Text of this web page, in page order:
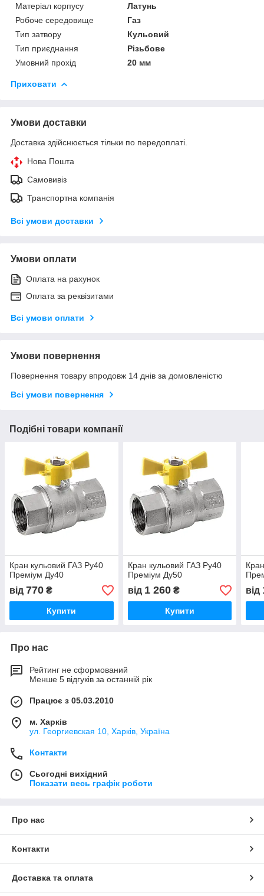
Матеріал корпусу
Латунь
Робоче середовище
Газ
Тип затвору
Кульовий
Тип приєднання
Різьбове
Умовний прохід
20 мм
Приховати
Умови доставки
Доставка здійснюється тільки по передоплаті.
Нова Пошта
Самовивіз
Транспортна компанія
Всі умови доставки
Умови оплати
Оплата на рахунок
Оплата за реквізитами
Всі умови оплати
Умови повернення
Повернення товару впродовж 14 днів за домовленістю
Всі умови повернення
Подібні товари компанії
Кран кульовий ГАЗ Ру40
Преміум Ду40
від 770 ₴
Купити
Кран кульовий ГАЗ Ру40
Преміум Ду50
від 1 260₴
Купити
від
Про нас
Рейтинг не сформований
Менше 5 відгуків за останній рік
Працює з 05.03.2010
м. Харків
ул. Георгиевская 10, Харків, Україна
Контакти
Сьогодні вихідний
Показати весь графік роботи
Про нас
Контакти
Доставка та оплата